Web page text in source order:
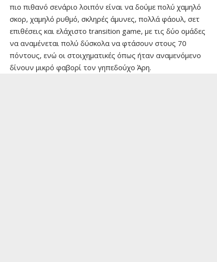
πιο πιθανό σενάριο λοιπόν είναι να δούμε πολύ χαμηλό
σκορ, χαμηλό ρυθμό, σκληρές άμυνες, πολλά φάουλ, σετ
επιθέσεις και ελάχιστο transition game, με τις δύο ομάδες
να αναμένεται πολύ δύσκολα να φτάσουν στους 70
πόντους, ενώ οι στοιχηματικές όπως ήταν αναμενόμενο
δίνουν μικρό φαβορί τον γηπεδούχο Άρη.